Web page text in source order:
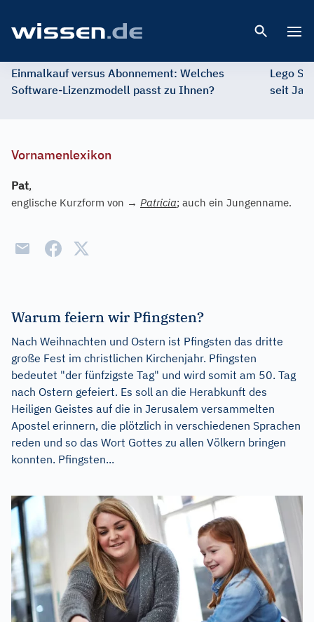
Einmalkauf versus Abonnement: Welches
Software-Lizenzmodell passt zu Ihnen?
Lego
seit
Vornamenlexikon
Pat,
englische Kurzform von → Patricia; auch ein Jungenname.
Warum feiern wir Pfingsten?
Nach Weihnachten und Ostern ist Pfingsten das dritte
große Fest im christlichen Kirchenjahr. Pfingsten
bedeutet "der fünfzigste Tag" und wird somit am 50. Tag
nach Ostern gefeiert. Es soll an die Herabkunft des
Heiligen Geistes auf die in Jerusalem versammelten
Apostel erinnern, die plötzlich in verschiedenen Sprachen
reden und so das Wort Gottes zu allen Völkern bringen
konnten. Pfingsten...